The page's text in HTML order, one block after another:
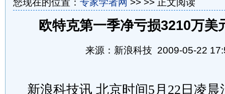
您现在的位置： 专家学者网 >> >> 正文阅读
欧特克第一季净亏损3210万美
来源：新浪科技 2009-05-22
新浪科技讯 北京时间5月 22 日凌